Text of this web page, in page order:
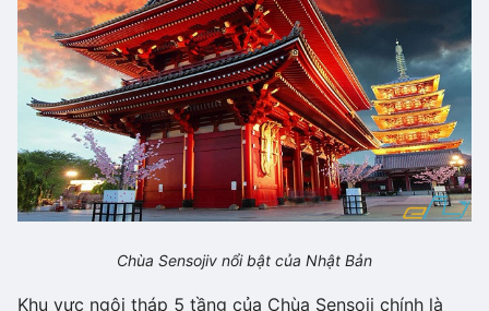
Chùa Sensojiv nổi bật của Nhật Bản
Khu vực ngôi tháp 5 tầng của Chùa Sensoji chính là